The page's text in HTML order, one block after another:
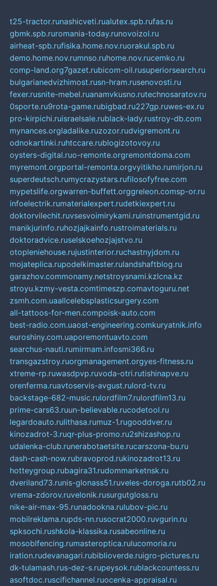
t25-tractor.runashicveti.rualutex.spb.rufas.ru
gbmk.spb.ruromania-today.runovoizol.ru
airheat-spb.rufisika.home.nov.ruorakul.spb.ru
demo.home.nov.rumnso.ruhome.nov.rucemko.ru
comp-land.org7gazet.rubicom-oil.rusuperiorsearch.ru
bulgarianedvizhimost.rusn-hram.rusenovosti.ru
fexer.rusnite-mebel.ruanamvkusno.rutechnosaratov.ru
0sporte.ru9rota-game.rubigbad.ru227gp.ruwes-ex.ru
pro-kirpichi.ruisraelsale.rublack-lady.rustroy-db.com
mynances.orgladalike.ruzozor.rudvigremont.ru
odnokartinki.ruhtccare.rublogizotovoy.ru
oysters-digital.ruo-remonte.orgremontdoma.com
myremont.orgportal-remonta.orgvyitikho.rumirjon.ru
superdeutsch.rumycrazystars.rufilosofyfree.com
mypetslife.orgwarren-buffett.orggreleon.comsp-or.ru
infoelectrik.rumaterialexpert.rudetkiexpert.ru
doktorvilechit.ruvsesvoimirykami.ruinstrumentgid.ru
manikjurinfo.ruhozjajkainfo.rustroimaterials.ru
doktoradvice.ruselskoehozjajstvo.ru
otopleniehouse.rujustinterior.ruchastnyjdom.ru
mojateplica.rupodelkimaster.rulandshaftblog.ru
garazhov.commonamy.netstroysnami.kzlcna.kz
stroyu.kzmy-vesta.comtimeszp.comavtoguru.net
zsmh.com.uaallcelebsplasticsurgery.com
all-tattoos-for-men.compoisk-auto.com
best-radio.com.uaost-engineering.comkuryatnik.info
euroshiny.com.uaporemontuavto.com
searchus-nauti.rumirmam.infosmi366.ru
transgazstroy.ruorgmanagement.orgyes-fitness.ru
xtreme-rp.ruwasdpvp.ruvoda-otri.rutishinapve.ru
orenferma.ruavtoservis-avgust.rulord-tv.ru
backstage-682-music.rulordfilm7.rulordfilm13.ru
prime-cars63.ruun-believable.rucodetool.ru
legardoauto.rulithasa.rumuz-1.rugooddver.ru
kinozadrot-3.ruqr-plus-promo.ru2shizashop.ru
udalenka-club.runerabotaetsite.rucarszona-bu.ru
dash-cash-now.rubravoprod.rukinozadrot13.ru
hotteygroup.rubagira31.rudommarketnsk.ru
dveriland73.runis-glonass51.ruveles-doroga.rutb02.ru
vrema-zdorov.ruvelonik.rusurgutgloss.ru
nike-air-max-95.runadookna.rulubov-pic.ru
mobilreklama.rupds-nn.rusocrat2000.ruvgurin.ru
spksochi.rushkola-klassika.rusabeonline.ru
mosoblfencing.rumasteroptica.rulucomoria.ru
iration.rudevanagari.rubiblioverde.ruigro-pictures.ru
dk-tulamash.rus-dez-s.rupeysok.rublackcountess.ru
asoftdoc.ruscifichannel.ruocenka-appraisal.ru